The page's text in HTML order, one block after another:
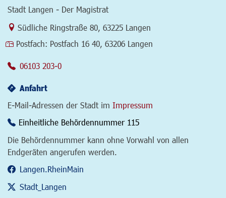
Stadt Langen - Der Magistrat
Link zur Google-Maps Navigation
Südliche Ringstraße 80 63225 Langen
Postfach: Postfach 16 40, 63206 Langen
06103 203-0
Anfahrt
E-Mail-Adressen der Stadt im Impressum
Einheitliche Behördennummer 115
Die Behördennummer kann ohne Vorwahl von allen
Endgeräten angerufen werden.
Langen.RheinMain
Stadt_Langen